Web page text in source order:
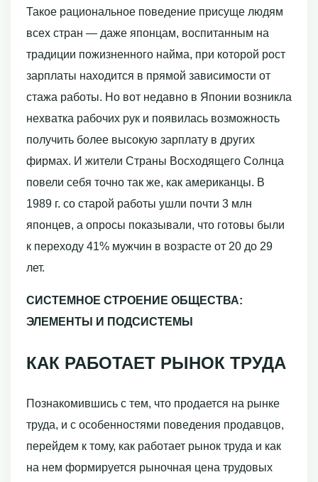
Такое рациональное поведение присуще людям
всех стран — даже японцам, воспитанным на
традиции пожизненного найма, при которой рост
зарплаты нахо­дится в прямой зависимости от
стажа работы. Но вот недавно в Японии возникла
нехватка рабочих рук и появилась возможность
получить более высокую зарплату в других
фирмах. И жители Страны Восходящего Солнца
повели себя точно так же, как американцы. В
1989 г. со старой работы ушли почти 3 млн
японцев, а опросы показывали, что готовы были
к переходу 41% мужчин в возрасте от 20 до 29
лет.
СИСТЕМНОЕ СТРОЕНИЕ ОБЩЕСТВА:
ЭЛЕМЕНТЫ И ПОДСИСТЕМЫ
КАК РАБОТАЕТ РЫНОК ТРУДА
Познакомившись с тем, что продается на рынке
труда, и с особенностями поведения продавцов,
перейдем к тому, как работает рынок труда и как
на нем формируется рыночная цена трудовых